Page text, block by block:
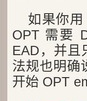
如果你
OPT 需要
EAD，并且
法规也明确
开始 OPT